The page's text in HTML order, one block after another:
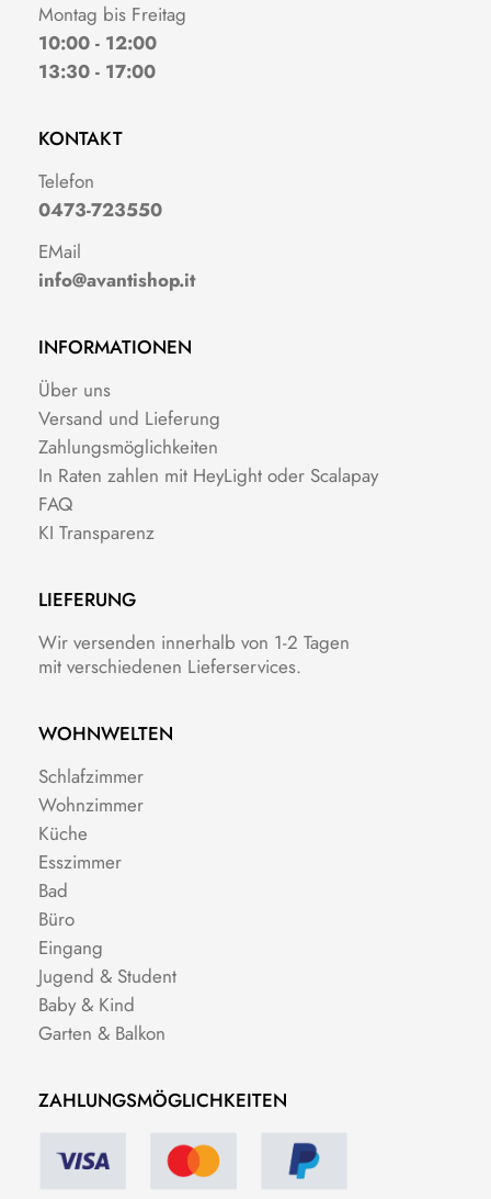
Montag bis Freitag
10:00 - 12:00
13:30 - 17:00
KONTAKT
Telefon
0473-723550
EMail
info@avantishop.it
INFORMATIONEN
Über uns
Versand und Lieferung
Zahlungsmöglichkeiten
In Raten zahlen mit HeyLight oder Scalapay
FAQ
KI Transparenz
LIEFERUNG
Wir versenden innerhalb von 1-2 Tagen
mit verschiedenen Lieferservices.
WOHNWELTEN
Schlafzimmer
Wohnzimmer
Küche
Esszimmer
Bad
Büro
Eingang
Jugend & Student
Baby & Kind
Garten & Balkon
ZAHLUNGSMÖGLICHKEITEN